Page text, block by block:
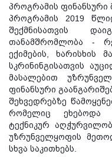
პროგრამის ფინანსური
პროგრამის 2019
შექმნისათვის
თანამშრომლობა -
ექიმების, ხარისხის
სკრინინგისათვის
მასალებით
ფინანსური
შეხვედრებზე
რომელიც ეხებოდა
ტექნიკურ
უზრუნველყოფის
სხვა საკითხებს.